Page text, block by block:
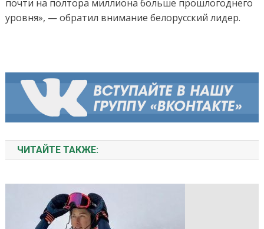
почти на полтора миллиона больше прошлогоднего
уровня», — обратил внимание белорусский лидер.
ЧИТАЙТЕ ТАКЖЕ: